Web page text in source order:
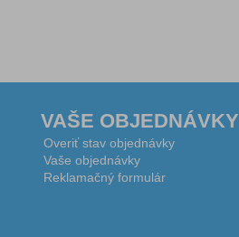
VAŠE OBJEDNÁVKY
Overiť stav objednávky
Vaše objednávky
Reklamačný formulár